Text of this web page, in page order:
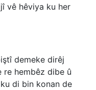
vê hêviya ku her
demeke dirêj
re hembêz dibe û
di bin konan de